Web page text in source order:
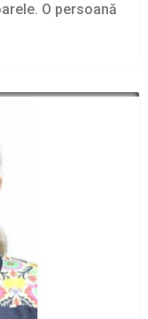
O persoană